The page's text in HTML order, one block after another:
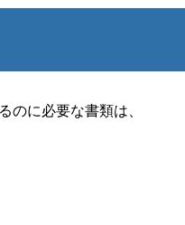
のに必要な書類は、